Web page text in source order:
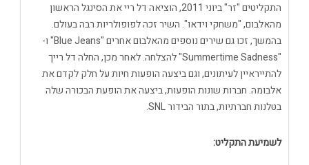
התקליטים "זר" ביוני 2011, הוציאה דל ריי את הסינגל הראשון
מהאלבום, "משחקי וידאו". השיר זכה לפופולריות רבה בעולם.
בהמשך, זכו גם שירים נוספים מהאלבום אחרים "Blue Jeans" ו-
"Summertime Sadness" להצלחה. לאחר מכן, החלה דל רייך
להתייראיין לעיתונים, וגם ביצעה הופעות חיות על חלק לקדם את
אלבומה. חברות שונות הופעות, ביצעה את הופעת הבכורה שלה
בטלנות חברתיות, בתור הבידור SNL.
לשמיעת התקליט: